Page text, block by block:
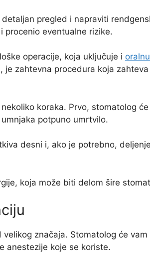
pregled i napraviti
procenio eventualne rizike.
operacije, koja uključuje i
je zahtevna procedura koja
koraka. Prvo, stomatolog
potpuno umrtvilo.
desni i, ako je potrebno,
koja može biti delom šire
značaja. Stomatolog će
anestezije koje se koriste.